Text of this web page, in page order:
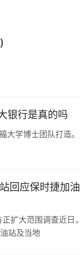
银行是真的吗
大学博士团队打造。
回应保时捷加
扩大范围调查近日
站及当地